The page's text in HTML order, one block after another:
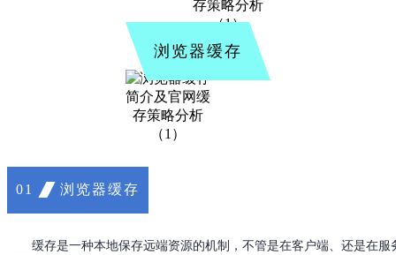
浏览器缓存
01 浏览器缓存
缓存是一种本地保存远端资源的机制，不管是在客户端、还是在服